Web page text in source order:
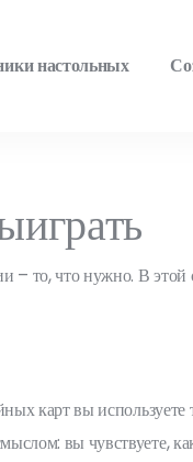
настольных
– то, что нужно. В
карт вы
вы чувствуете,